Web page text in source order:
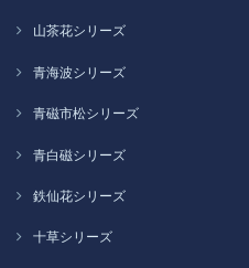
山茶花シリーズ
青海波シリーズ
青磁市松シリーズ
青白磁シリーズ
鉄仙花シリーズ
十草シリーズ